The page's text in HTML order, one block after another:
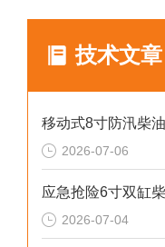
技术文章
2026-07-06
2026-07-04